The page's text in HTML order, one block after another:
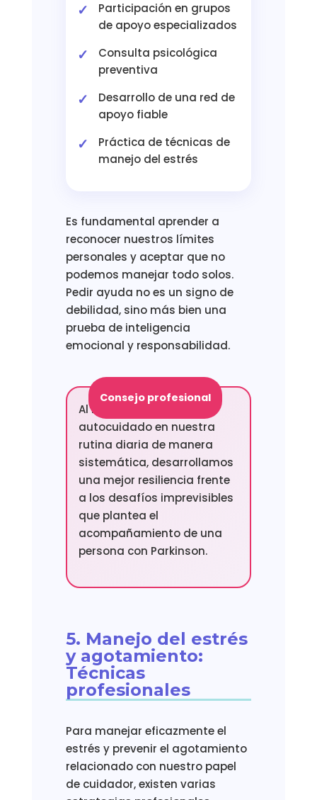
Participación en grupos
de apoyo especializados
Consulta psicológica
preventiva
Desarrollo de una red de
apoyo fiable
Práctica de técnicas de
manejo del estrés
Es fundamental aprender a
reconocer nuestros límites
personales y aceptar que no
podemos manejar todo solos.
Pedir ayuda no es un signo de
debilidad, sino más bien una
prueba de inteligencia
emocional y responsabilidad.
Consejo profesional
Al integrar momentos de
autocuidado en nuestra
rutina diaria de manera
sistemática, desarrollamos
una mejor resiliencia frente
a los desafíos imprevisibles
que plantea el
acompañamiento de una
persona con Parkinson.
5. Manejo del estrés
y agotamiento:
Técnicas
profesionales
Para manejar eficazmente el
estrés y prevenir el agotamiento
relacionado con nuestro papel
de cuidador, existen varias